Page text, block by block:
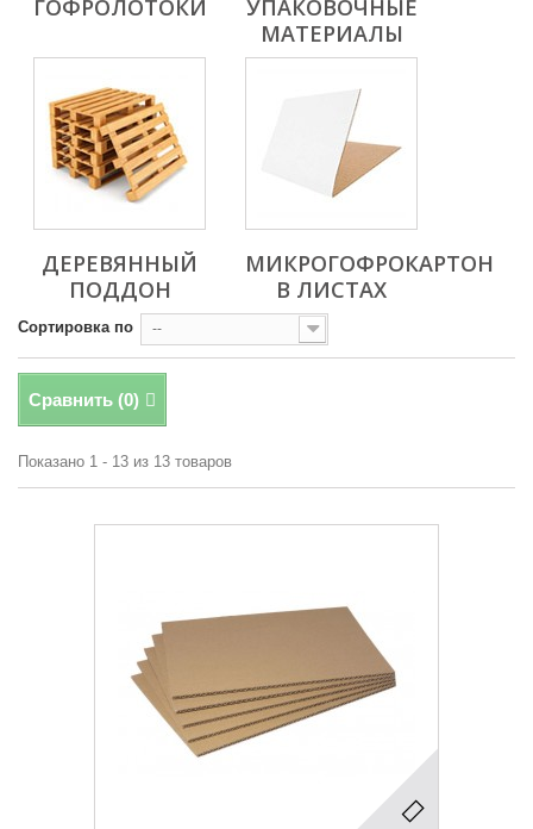
ГОФРОЛОТОКИ
УПАКОВОЧНЫЕ
МАТЕРИАЛЫ
ДЕРЕВЯННЫЙ
ПОДДОН
МИКРОГОФРОКАРТОН
В ЛИСТАХ
Сортировка по --
Сравнить (0)
Показано 1 - 13 из 13 товаров